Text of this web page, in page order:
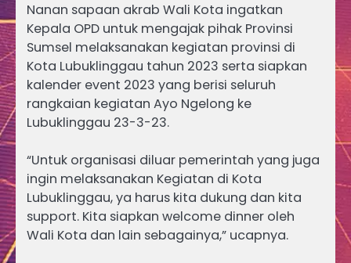
Nanan sapaan akrab Wali Kota ingatkan
Kepala OPD untuk mengajak pihak Provinsi
Sumsel melaksanakan kegiatan provinsi di
Kota Lubuklinggau tahun 2023 serta siapkan
kalender event 2023 yang berisi seluruh
rangkaian kegiatan Ayo Ngelong ke
Lubuklinggau 23-3-23.
“Untuk organisasi diluar pemerintah yang juga
ingin melaksanakan Kegiatan di Kota
Lubuklinggau, ya harus kita dukung dan kita
support. Kita siapkan welcome dinner oleh
Wali Kota dan lain sebagainya,” ucapnya.